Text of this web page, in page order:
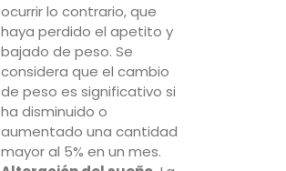
ocurrir lo contrario, que
haya perdido el apetito y
bajado de peso. Se
considera que el cambio
de peso es significativo si
ha disminuido o
aumentado una cantidad
mayor al 5% en un mes.